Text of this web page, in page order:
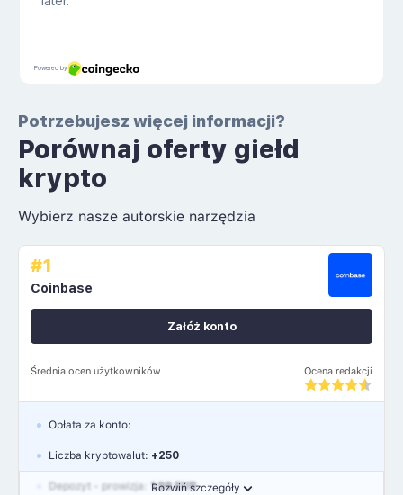
Potrzebujesz więcej informacji?
Porównaj oferty giełd
krypto
Wybierz nasze autorskie narzędzia
#1
Coinbase
Średnia ocen użytkowników Ocena redakcji
Załóż konto
Rozwiń szczegóły
Opłata za konto:
Liczba kryptowalut: +250
Depozyt - prowizja: 1.99 EUR